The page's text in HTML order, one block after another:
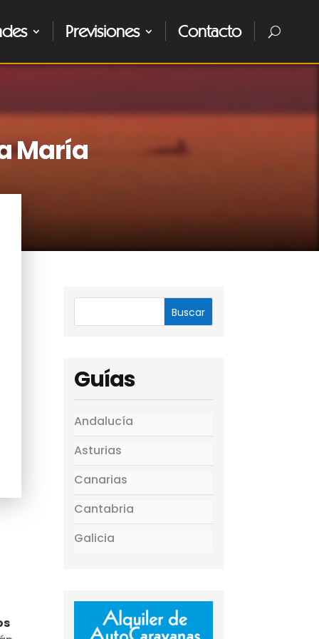
Previsiones Contacto
María
Guías
Andalucía
Asturias
Canarias
Cantabria
Galicia